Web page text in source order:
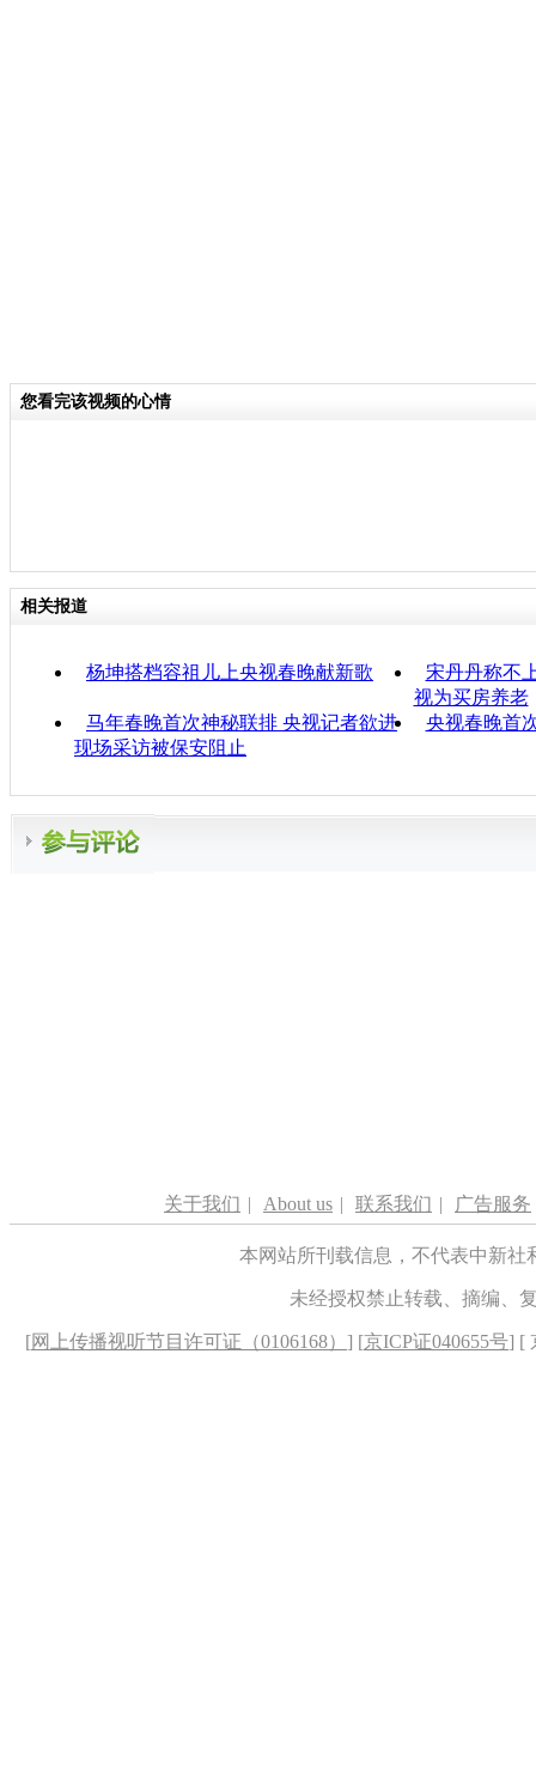
您看完该视频的心情
相关报道
杨坤搭档容祖儿上央视春晚献新歌
宋丹丹称不
视为买房养老
马年春晚首次神秘联排 央视记者欲进
现场采访被保安阻止
央视春晚首
关于我们 | About us | 联系我们 | 广告服务
本网站所刊载信息，不代表中新
未经授权禁止转载、摘编、
[网上传播视听节目许可证（0106168） ] [京ICP证040655号] [